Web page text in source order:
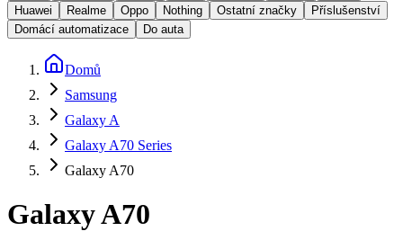
Huawei
Realme Oppo Nothing Ostatní značky
Příslušenství
Domácí automatizace
Do auta
Domů
Samsung
Galaxy A
Galaxy A70 Series
Galaxy A70
Galaxy A70